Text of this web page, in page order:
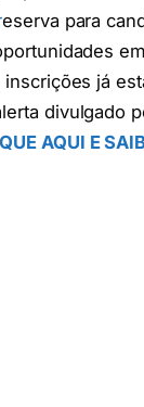
eserva para
já
divulgado
AQUI E